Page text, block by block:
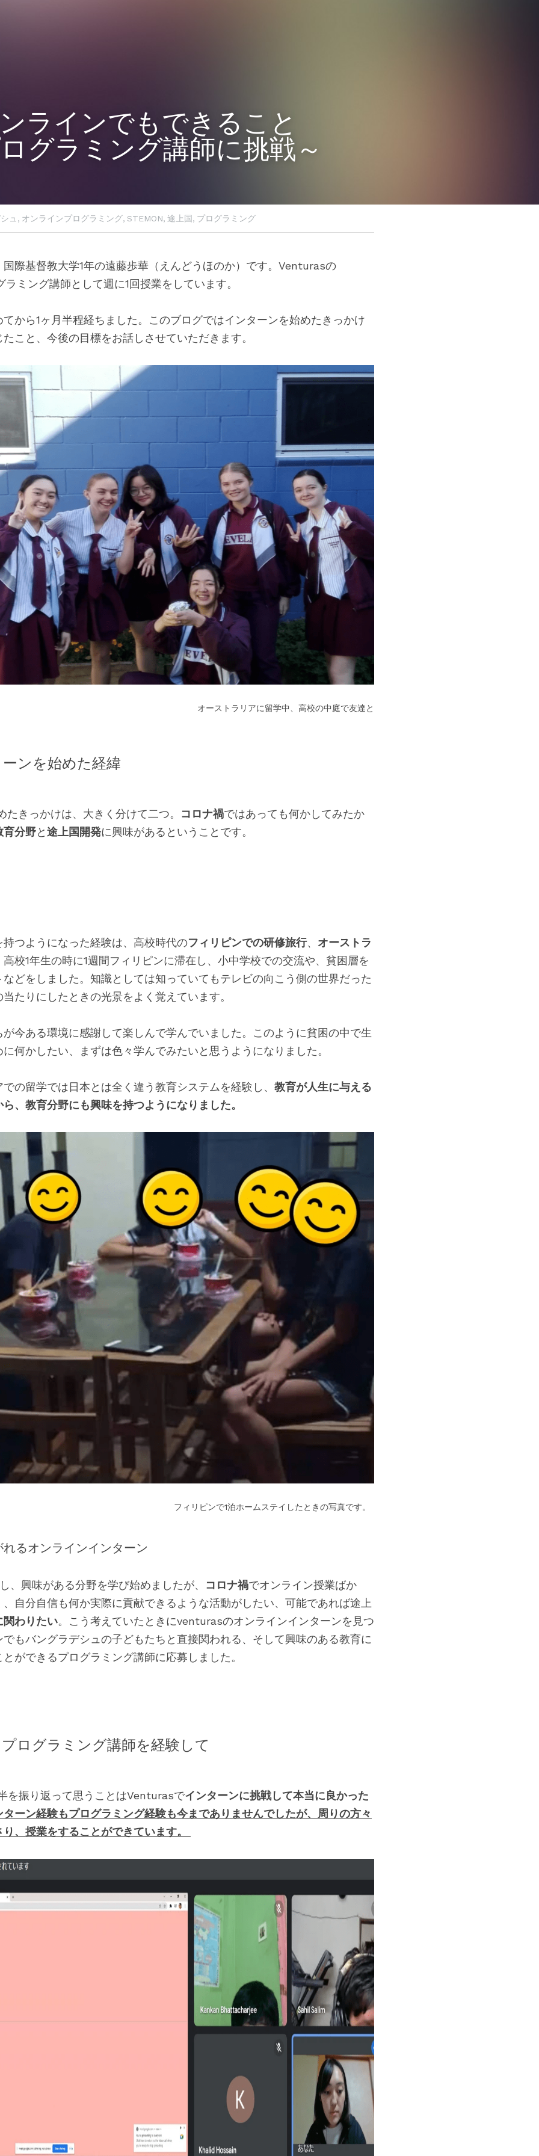
ラインでもできること
グラミング講師に挑戦～
ュ, オンラインプログラミング, STEMON, 途上国, プログラミング
際基督教大学1年の遠藤歩華（えんどうほのか）です。Venturasの
ミング講師として週に1回授業をしています。
から1ヶ月半程経ちました。このブログではインターンを始めたきっかけ
こと、今後の目標をお話しさせていただきます。
オーストラリアに留学中、高校の中庭で友達と
ンを始めた経緯
たきっかけは、大きく分けて二つ。 コロナ禍ではあっても何かしてみたか
育分野と途上国開発に興味があるということです。
つようになった経験は、高校時代のフィリピンでの研修旅行、 オーストラ
校1年生の時に1週間フィリピンに滞在し、小中学校での交流や、貧困層を
どをしました。知識としては知っていてもテレビの向こう側の世界だった
たりにしたときの光景をよく覚えています。
今ある環境に感謝して楽しんで学んでいました。このように貧困の中で生
何かしたい、まずは色々学んでみたいと思うようになりました。
の留学では日本とは全く違う教育システムを経験し、 教育が人生に与える
、教育分野にも興味を持つようになりました。
フィリピンで1泊ホームステイしたときの写真です。
るオンラインインターン
、興味がある分野を学び始めましたが、 コロナ禍でオンライン授業ばか
自分自信も何か実際に貢献できるような活動がしたい、可能であれば途上
関わりたい。こう考えていたときにventurasのオンラインインターンを見つ
もバングラデシュの子どもたちと直接関われる、そして興味のある教育に
ができるプログラミング講師に応募しました。
ログラミング講師を経験して
を振り返って思うことはVenturasでインターンに挑戦して本当に良かった
ターン経験もプログラミング経験も今までありませんでしたが、周りの方々
、授業をすることができています。